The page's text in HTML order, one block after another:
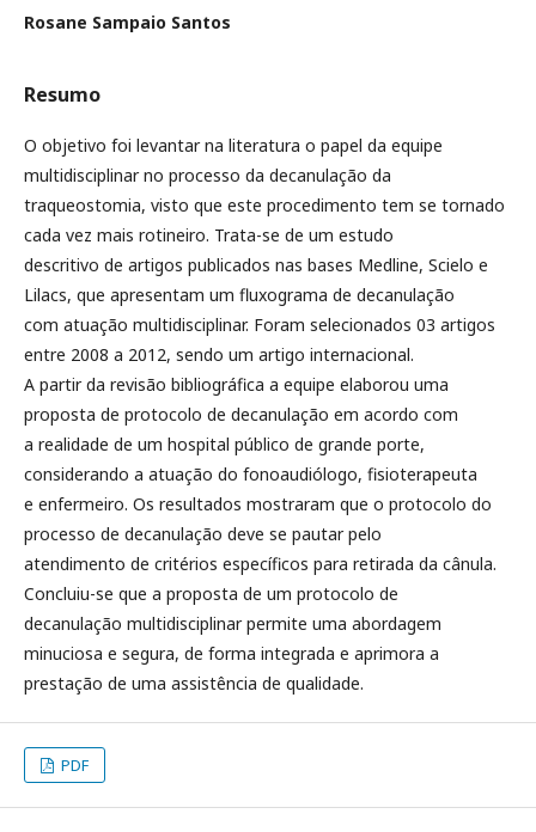
Rosane Sampaio Santos
Resumo
O objetivo foi levantar na literatura o papel da equipe
multidisciplinar no processo da decanulação da
traqueostomia, visto que este procedimento tem se tornado
cada vez mais rotineiro. Trata-se de um estudo
descritivo de artigos publicados nas bases Medline, Scielo e
Lilacs, que apresentam um fluxograma de decanulação
com atuação multidisciplinar. Foram selecionados 03 artigos
entre 2008 a 2012, sendo um artigo internacional.
A partir da revisão bibliográfica a equipe elaborou uma
proposta de protocolo de decanulação em acordo com
a realidade de um hospital público de grande porte,
considerando a atuação do fonoaudiólogo, fisioterapeuta
e enfermeiro. Os resultados mostraram que o protocolo do
processo de decanulação deve se pautar pelo
atendimento de critérios específicos para retirada da cânula.
Concluiu-se que a proposta de um protocolo de
decanulação multidisciplinar permite uma abordagem
minuciosa e segura, de forma integrada e aprimora a
prestação de uma assistência de qualidade.
PDF